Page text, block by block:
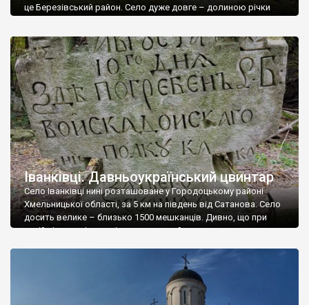
це Березівський район. Село дуже довге – долиною річки
інформацією 2021 року зареєстровано у селі 272 особи, але
фактично проживає лише 186. Співставивши розміри села і
кількість населення, можна зрозуміти, […]
Іванківці. Давньоукраїнський цвинтар
Село Іванківці нині розташоване у Городоцькому районі
Хмельницької області, за 5 км на південь від Сатанова. Село
досить велике – близько 1500 мешканців. Дивно, що при
такій кількості жителів, старовинний цвинтар – головна
Скільки людей потрібно, щоб вирубати чагарі – хоча б цим
вшанувати пам’ять воїх пращурів. Про […]